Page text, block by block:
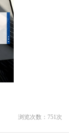
浏览次数： 751次